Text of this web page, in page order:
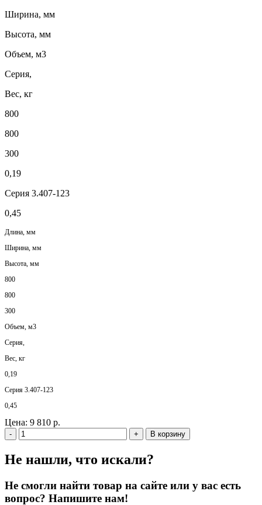
Ширина, мм
Высота, мм
Объем, м3
Серия,
Вес, кг
800
800
300
0,19
Серия 3.407-123
0,45
Длина, мм
Ширина, мм
Высота, мм
800
800
300
Объем, м3
Серия,
Вес, кг
0,19
Серия 3.407-123
0,45
Цена: 9 810 р.
- + В корзину
Не нашли, что искали?
Не смогли найти товар на сайте или у вас есть
вопрос? Напишите нам!